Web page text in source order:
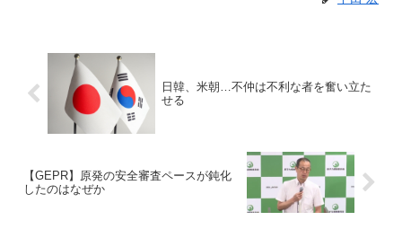
日韓、米朝…不仲は不利な者を奮い立た
せる
【GEPR】原発の安全審査ペースが鈍化
したのはなぜか